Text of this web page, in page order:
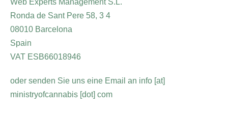
Web Experts Management S.L.
Ronda de Sant Pere 58, 3 4
08010 Barcelona
Spain
VAT ESB66018946
oder senden Sie uns eine Email an info [at]
ministryofcannabis [dot] com